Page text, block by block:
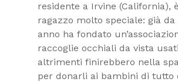
residente a Irvine (California),
ragazzo molto speciale: già
anno ha fondato
raccoglie occhiali da vista
altrimenti finirebbero nella
per donarli ai bambini di tutto